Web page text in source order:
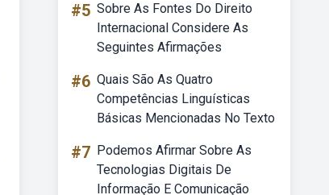
#5 Sobre As Fontes Do Direito
Internacional Considere As
Seguintes Afirmações
#6 Quais São As Quatro
Competências Linguísticas
Básicas Mencionadas No Texto
#7 Podemos Afirmar Sobre As
Tecnologias Digitais De
Informação E Comunicação